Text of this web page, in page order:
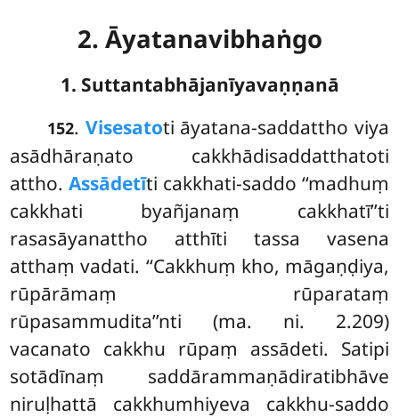
2. Āyatanavibhaṅgo
1. Suttantabhājanīyavaṇṇanā
152. Visesatoti āyatana-saddattho viya
asādhāraṇato cakkhādisaddatthatoti
attho.Assādetīti cakkhati-saddo ‘‘madhuṃ
cakkhati byañjanaṃ cakkhatī’’ti
rasasāyanattho atthīti tassa vasena
atthaṃ vadati. ‘‘Cakkhuṃ kho, māgaṇḍiya,
rūpārāmaṃ rūparataṃ
rūpasammudita’’nti (ma. ni. 2.209)
vacanato cakkhu rūpaṃ assādeti. Satipi
sotādīnaṃ saddārammaṇādiratibhāve
niruḷhattā cakkhumhiyeva cakkhu-saddo